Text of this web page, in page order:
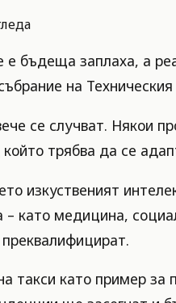
е бъдеща заплаха, а
на
се случват. Някои
трябва да се
изкуственият
– като медицина,
такси като пример